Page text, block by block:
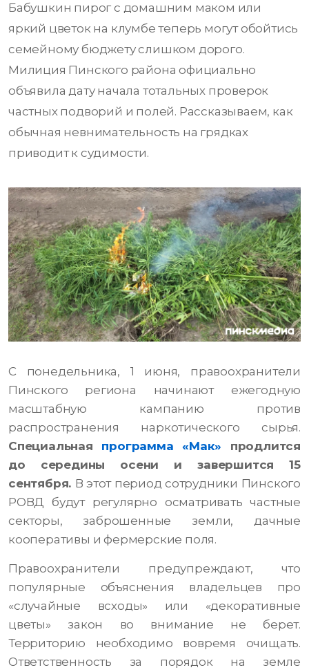
Бабушкин пирог с домашним маком или
яркий цветок на клумбе теперь могут обойтись
семейному бюджету слишком дорого.
Милиция Пинского района официально
объявила дату начала тотальных проверок
частных подворий и полей. Рассказываем, как
обычная невнимательность на грядках
приводит к судимости.
С понедельника, 1 июня, правоохранители
Пинского региона начинают ежегодную
масштабную кампанию против
распространения наркотического сырья.
Специальная программа «Мак» продлится
до середины осени и завершится 15
сентября. В этот период сотрудники Пинского
РОВД будут регулярно осматривать частные
секторы, заброшенные земли, дачные
кооперативы и фермерские поля.
Правоохранители предупреждают, что
популярные объяснения владельцев про
«случайные всходы» или «декоративные
цветы» закон во внимание не берет.
Территорию необходимо вовремя очищать.
Ответственность за порядок на земле